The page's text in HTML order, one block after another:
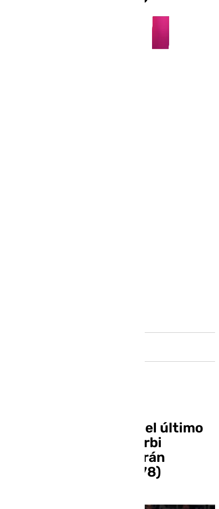
El Unicaja se alía con el último
cuarto y se lleva el derbi
andaluz ante un Covirán
Granada peleón (95-78)